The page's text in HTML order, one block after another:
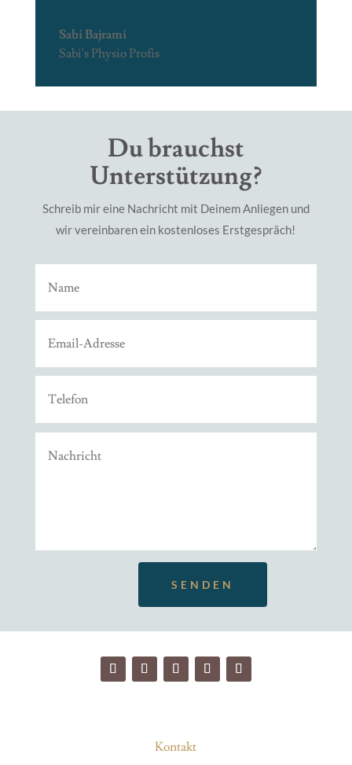
Sabi Bajrami
Sabi's Physio Profis
Du brauchst
Unterstützung?
Schreib mir eine Nachricht mit Deinem Anliegen und
wir vereinbaren ein kostenloses Erstgespräch!
SENDEN
Kontakt